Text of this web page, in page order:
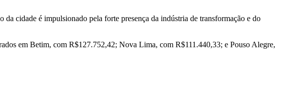
cidade é impulsionado pela forte presença da indústria de transformação e do
em Betim, com R$127.752,42; Nova Lima, com R$111.440,33; e Pouso Alegre,